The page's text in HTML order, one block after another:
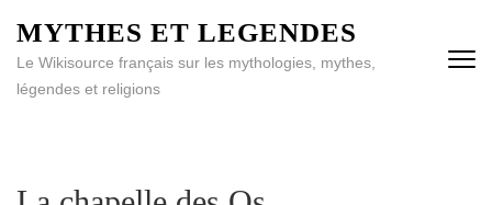
MYTHES ET LEGENDES
Le Wikisource français sur les mythologies, mythes,
légendes et religions